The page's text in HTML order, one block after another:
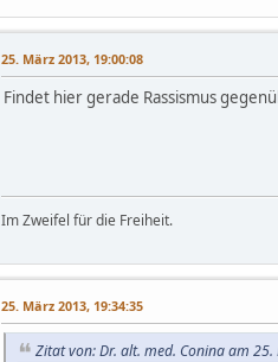
25. März 2013, 19:00:08
Findet hier gerade Rassismus
Im Zweifel für die Freiheit.
25. März 2013, 19:34:35
Zitat von: Dr. alt. med. Conina am